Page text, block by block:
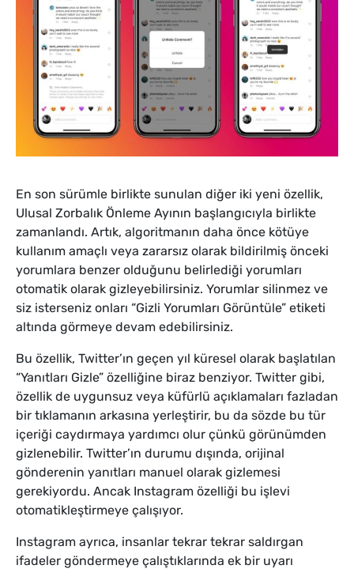
En son sürümle birlikte sunulan diğer iki yeni özellik,
Ulusal Zorbalık Önleme Ayının başlangıcıyla birlikte
zamanlandı. Artık, algoritmanın daha önce kötüye
kullanım amaçlı veya zararsız olarak bildirilmiş önceki
yorumlara benzer olduğunu belirlediği yorumları
otomatik olarak gizleyebilirsiniz. Yorumlar silinmez ve
siz isterseniz onları “Gizli Yorumları Görüntüle” etiketi
altında görmeye devam edebilirsiniz.
Bu özellik, Twitter’ın geçen yıl küresel olarak başlatılan
“Yanıtları Gizle” özelliğine biraz benziyor. Twitter gibi,
özellik de uygunsuz veya küfürlü açıklamaları fazladan
bir tıklamanın arkasına yerleştirir, bu da sözde bu tür
içeriği caydırmaya yardımcı olur çünkü görünümden
gizlenebilir. Twitter’ın durumu dışında, orijinal
gönderenin yanıtları manuel olarak gizlemesi
gerekiyordu. Ancak Instagram özelliği bu işlevi
otomatikleştirmeye çalışıyor.
Instagram ayrıca, insanlar tekrar tekrar saldırgan
ifadeler göndermeye çalıştıklarında ek bir uyarı